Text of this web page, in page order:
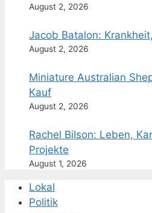
August 2, 2026
Jacob Batalon:
August 2, 2026
Miniature Australian
Kauf
August 2, 2026
Rachel Bilson: Leben,
Projekte
August 1, 2026
Lokal
Politik